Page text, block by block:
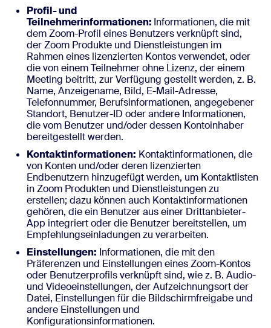
Profil- und
Teilnehmerinformationen: Informationen, die mit
dem Zoom-Profil eines Benutzers verknüpft sind,
der Zoom Produkte und Dienstleistungen im
Rahmen eines lizenzierten Kontos verwendet, oder
die von einem Teilnehmer ohne Lizenz, der einem
Meeting beitritt, zur Verfügung gestellt werden, z. B.
Name, Anzeigename, Bild, E-Mail-Adresse,
Telefonnummer, Berufsinformationen, angegebener
Standort, Benutzer-ID oder andere Informationen,
die vom Benutzer und/oder dessen Kontoinhaber
bereitgestellt werden.
Kontaktinformationen: Kontaktinformationen, die
von Konten und/oder deren lizenzierten
Endbenutzern hinzugefügt werden, um Kontaktlisten
in Zoom Produkten und Dienstleistungen zu
erstellen; dazu können auch Kontaktinformationen
gehören, die ein Benutzer aus einer Drittanbieter-
App integriert oder die Benutzer bereitstellen, um
Empfehlungseinladungen zu verarbeiten.
Einstellungen: Informationen, die mit den
Präferenzen und Einstellungen eines Zoom-Kontos
oder Benutzerprofils verknüpft sind, wie z. B. Audio-
und Videoeinstellungen, der Aufzeichnungsort der
Datei, Einstellungen für die Bildschirmfreigabe und
andere Einstellungen und
Konfigurationsinformationen.